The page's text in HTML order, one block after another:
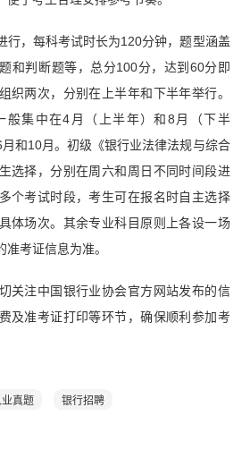
行，每科考试时长为120分钟，题型涵盖
和判断题等，总分100分，达到60分即
织两次，分别在上半年和下半年举行。
般集中在4月（上半年）和8月（下半
和10月。初级《银行业法律法规与综合
选择，分别在周六和周日不同时间段进
个考试时段，考生可在报名时自主选择
体场次。其余专业科目原则上各设一场
考证信息为准。
关注中国银行业协会官方网站发布的信
及准考证打印等环节，确保顺利参加考
真题 银行招聘